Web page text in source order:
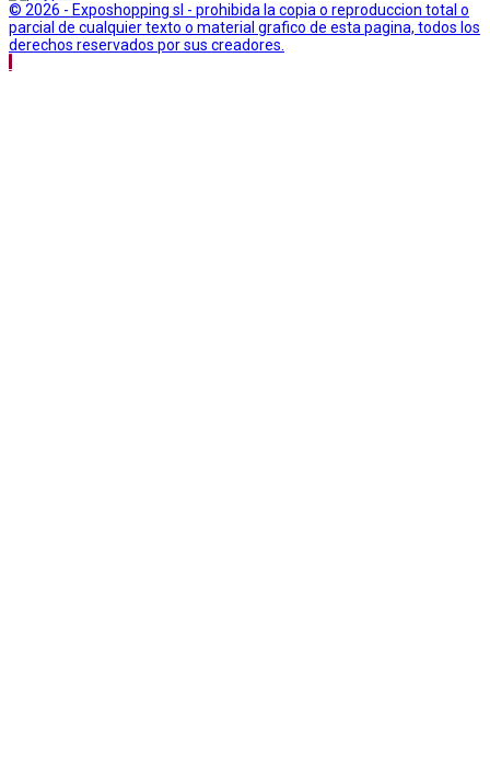
© 2026 - Exposhopping sl - prohibida la copia o reproduccion total o
parcial de cualquier texto o material grafico de esta pagina, todos los
derechos reservados por sus creadores.